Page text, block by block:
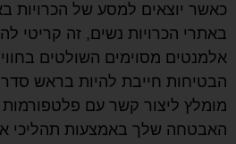
כאשר יוצאים למסע של הכרויות
באתרי הכרויות נשים, זה קריטי
אלמנטים מסוימים השולטים
הבטיחות חייבת להיות בראש סדר
מומלץ ליצור קשר עם
האבטחה שלך באמצעות תהליכי